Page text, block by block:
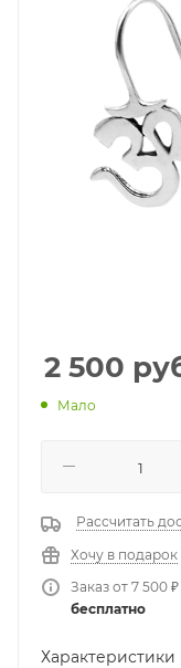
2 500
Мало
Рассчитать
Хочу в подарок
Заказ от 7 500
бесплатно
Характеристики